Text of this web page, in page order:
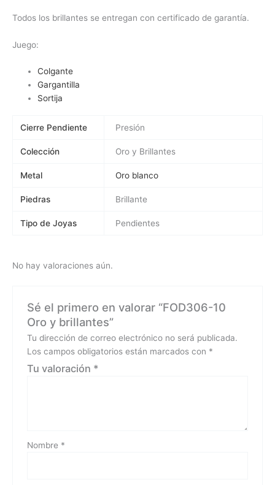
Todos los brillantes se entregan con certificado de garantía.
Juego:
Colgante
Gargantilla
Sortija
Cierre Pendiente Presión
Colección Oro y Brillantes
Metal Oro blanco
Piedras Brillante
Tipo de Joyas Pendientes
No hay valoraciones aún.
Sé el primero en valorar “FOD306-10
Oro y brillantes”
Tu dirección de correo electrónico no será publicada.
Los campos obligatorios están marcados con *
Tu valoración *
Nombre *